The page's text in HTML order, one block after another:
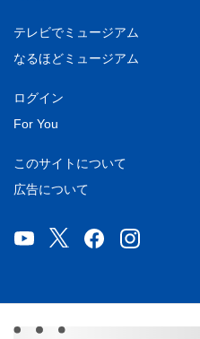
テレビでミュージアム
なるほどミュージアム
ログイン
For You
このサイトについて
広告について